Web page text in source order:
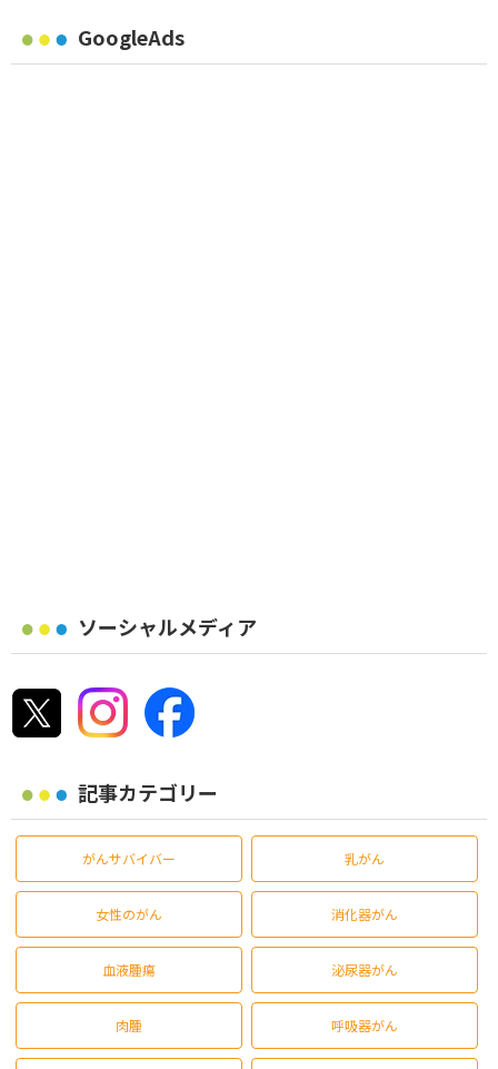
GoogleAds
ソーシャルメディア
記事カテゴリー
がんサバイバー 乳がん
女性のがん 消化器がん
血液腫瘍 泌尿器がん
肉腫 呼吸器がん